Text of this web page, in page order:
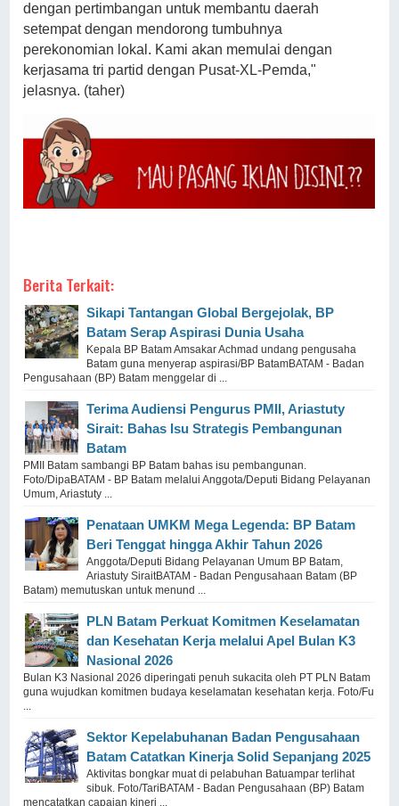
dengan pertimbangan untuk membantu daerah
setempat dengan mendorong tumbuhnya
perekonomian lokal. Kami akan memulai dengan
kerjasama tri partid dengan Pusat-XL-Pemda,"
jelasnya. (taher)
Berita Terkait:
Sikapi Tantangan Global Bergejolak, BP
Batam Serap Aspirasi Dunia Usaha
Kepala BP Batam Amsakar Achmad undang pengusaha
Batam guna menyerap aspirasi/BP BatamBATAM - Badan
Pengusahaan (BP) Batam menggelar di ...
Terima Audiensi Pengurus PMII, Ariastuty
Sirait: Bahas Isu Strategis Pembangunan
Batam
PMII Batam sambangi BP Batam bahas isu pembangunan.
Foto/DipaBATAM - BP Batam melalui Anggota/Deputi Bidang Pelayanan
Umum, Ariastuty ...
Penataan UMKM Mega Legenda: BP Batam
Beri Tenggat hingga Akhir Tahun 2026
Anggota/Deputi Bidang Pelayanan Umum BP Batam,
Ariastuty SiraitBATAM - Badan Pengusahaan Batam (BP
Batam) memutuskan untuk menund ...
PLN Batam Perkuat Komitmen Keselamatan
dan Kesehatan Kerja melalui Apel Bulan K3
Nasional 2026
Bulan K3 Nasional 2026 diperingati penuh sukacita oleh PT PLN Batam
guna wujudkan komitmen budaya keselamatan kesehatan kerja. Foto/Fu
...
Sektor Kepelabuhanan Badan Pengusahaan
Batam Catatkan Kinerja Solid Sepanjang 2025
Aktivitas bongkar muat di pelabuhan Batuampar terlihat
sibuk. Foto/TariBATAM - Badan Pengusahaan (BP) Batam
mencatatkan capaian kinerj ...